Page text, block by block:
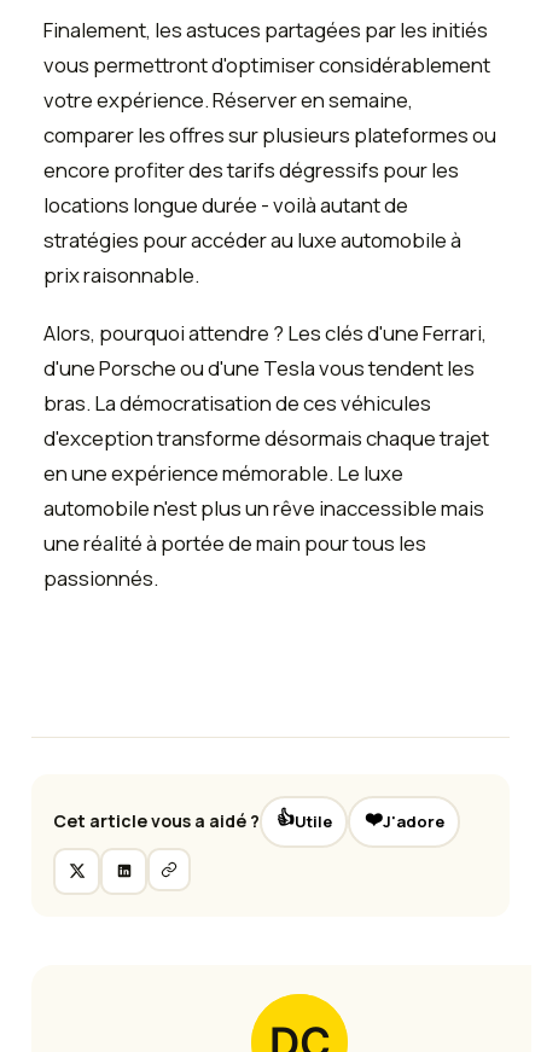
Finalement, les astuces partagées par les initiés
vous permettront d'optimiser considérablement
votre expérience. Réserver en semaine,
comparer les offres sur plusieurs plateformes ou
encore profiter des tarifs dégressifs pour les
locations longue durée - voilà autant de
stratégies pour accéder au luxe automobile à
prix raisonnable.
Alors, pourquoi attendre ? Les clés d'une Ferrari,
d'une Porsche ou d'une Tesla vous tendent les
bras. La démocratisation de ces véhicules
d'exception transforme désormais chaque trajet
en une expérience mémorable. Le luxe
automobile n'est plus un rêve inaccessible mais
une réalité à portée de main pour tous les
passionnés.
Cet article vous a aidé ? 👍Utile ❤️J'adore